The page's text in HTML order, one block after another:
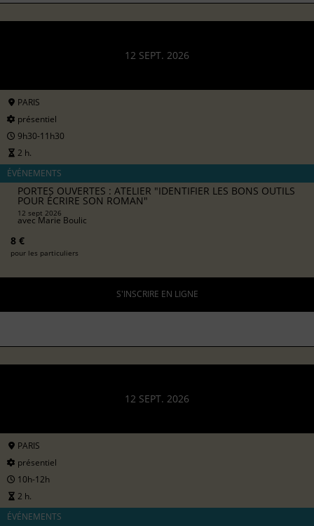
12 SEPT. 2026
PARIS
présentiel
9h30-11h30
2 h.
ÉVÉNEMENTS
PORTES OUVERTES : ATELIER "IDENTIFIER LES BONS OUTILS
POUR ÉCRIRE SON ROMAN"
12 sept 2026
avecMarie Boulic
8 €
pour les particuliers
S'INSCRIRE EN LIGNE
12 SEPT. 2026
PARIS
présentiel
10h-12h
2 h.
ÉVÉNEMENTS